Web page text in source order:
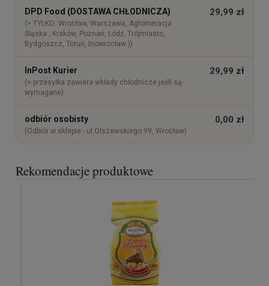
DPD Food (DOSTAWA CHŁODNICZA)
(> TYLKO: Wrocław, Warszawa, Aglomeracja
Śląska , Kraków, Poznań, Łódź, Trójmiasto,
Bydgoszcz, Toruń, Inowrocław ))
29,99 zł
InPost Kurier
(> przesyłka zawiera wkłady chłodnicze jeśli są
wymagane)
29,99 zł
odbiór osobisty
(Odbiór w sklepie - ul.Olszewskiego 99, Wrocław)
0,00 zł
Rekomendacje produktowe